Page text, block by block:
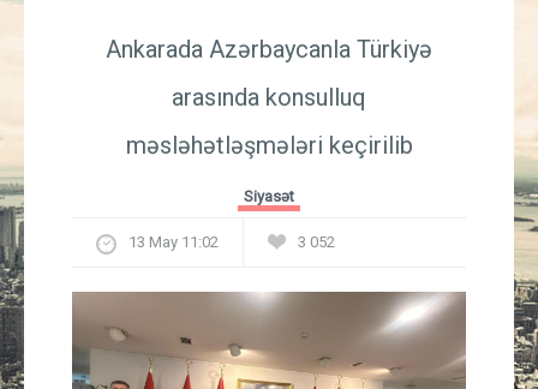
İqtisadiyyat
Güney Azərbaycan
Mədəniyyət
Müsahibə
Ankarada Azərbaycanla Türkiyə
arasında konsulluq
məsləhətləşmələri keçirilib
Siyasət
13 May 11:02 3 052